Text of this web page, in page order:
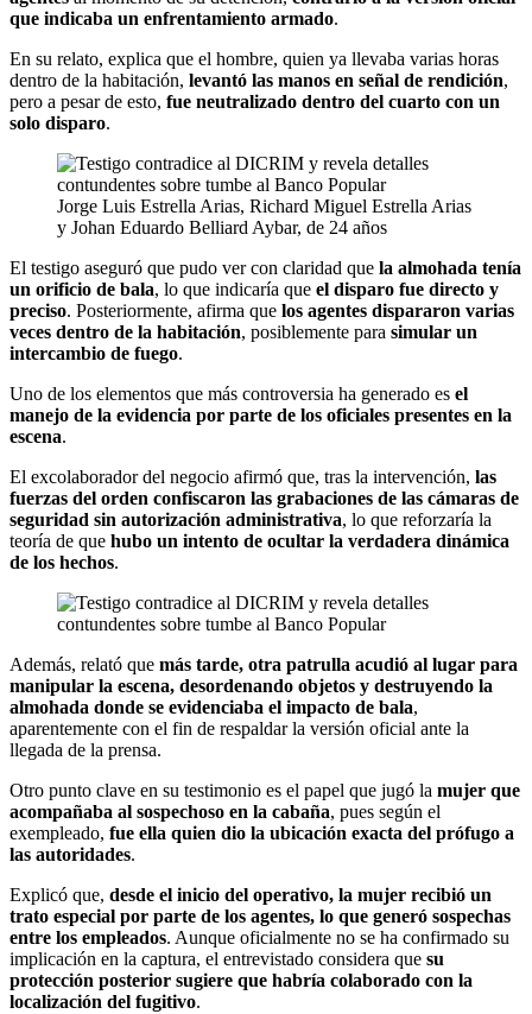
que indicaba un enfrentamiento armado.
En su relato, explica que el hombre, quien ya llevaba varias horas
dentro de la habitación, levantó las manos en señal de rendición,
pero a pesar de esto, fue neutralizado dentro del cuarto con un
solo disparo.
Jorge Luis Estrella Arias, Richard Miguel Estrella Arias
y Johan Eduardo Belliard Aybar, de 24 años
El testigo aseguró que pudo ver con claridad que la almohada tenía
un orificio de bala, lo que indicaría que el disparo fue directo y
preciso. Posteriormente, afirma que los agentes dispararon varias
veces dentro de la habitación, posiblemente para simular un
intercambio de fuego.
Uno de los elementos que más controversia ha generado es el
manejo de la evidencia por parte de los oficiales presentes en la
escena.
El excolaborador del negocio afirmó que, tras la intervención, las
fuerzas del orden confiscaron las grabaciones de las cámaras de
seguridad sin autorización administrativa, lo que reforzaría la
teoría de que hubo un intento de ocultar la verdadera dinámica
de los hechos.
Además, relató que más tarde, otra patrulla acudió al lugar para
manipular la escena, desordenando objetos y destruyendo la
almohada donde se evidenciaba el impacto de bala,
aparentemente con el fin de respaldar la versión oficial ante la
llegada de la prensa.
Otro punto clave en su testimonio es el papel que jugó la mujer que
acompañaba al sospechoso en la cabaña, pues según el
exempleado, fue ella quien dio la ubicación exacta del prófugo a
las autoridades.
Explicó que, desde el inicio del operativo, la mujer recibió un
trato especial por parte de los agentes, lo que generó sospechas
entre los empleados. Aunque oficialmente no se ha confirmado su
implicación en la captura, el entrevistado considera que su
protección posterior sugiere que habría colaborado con la
localización del fugitivo.